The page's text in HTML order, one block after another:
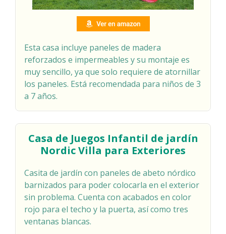
Esta casa incluye paneles de madera
reforzados e impermeables y su montaje es
muy sencillo, ya que solo requiere de atornillar
los paneles. Está recomendada para niños de 3
a 7 años.
Casa de Juegos Infantil de jardín
Nordic Villa para Exteriores
Casita de jardín con paneles de abeto nórdico
barnizados para poder colocarla en el exterior
sin problema. Cuenta con acabados en color
rojo para el techo y la puerta, así como tres
ventanas blancas.